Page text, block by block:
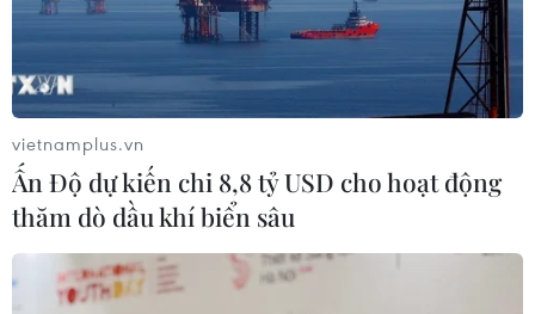
vietnamplus.vn
Ấn Độ dự kiến chi 8,8 tỷ USD cho hoạt động
thăm dò dầu khí biển sâu